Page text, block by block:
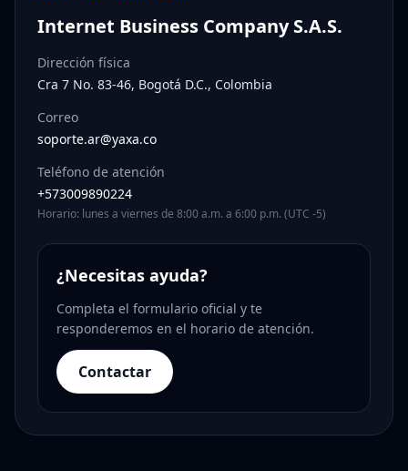
Internet Business Company S.A.S.
Dirección física
Cra 7 No. 83-46, Bogotá D.C., Colombia
Correo
soporte.ar@yaxa.co
Teléfono de atención
+573009890224
Horario: lunes a viernes de 8:00 a.m. a 6:00 p.m. (UTC -5)
¿Necesitas ayuda?
Completa el formulario oficial y te
responderemos en el horario de atención.
Contactar